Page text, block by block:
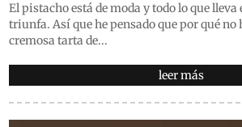
El pistacho está de moda y todo lo que lleva
triunfa. Así que he pensado que por qué no
cremosa tarta de...
leer más